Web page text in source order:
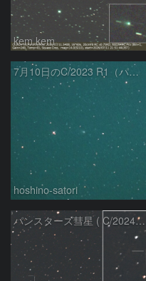
kem.kem
7月10日のC/2023 R1（パンスターズ彗星）
hoshino-satori
パンスターズ彗星 ( C/2024R4 )：2026/06/28